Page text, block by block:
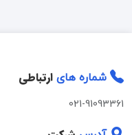
شماره های ارتباطی
021-91093361